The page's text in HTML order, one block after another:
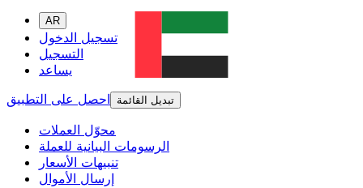
AR
تسجيل الدخول
التسجيل
يساعد
احصل على التطبيق
تبديل القائمة
محوّل العملات
الرسومات البيانية للعملة
تنبيهات الأسعار
إرسال الأموال